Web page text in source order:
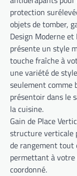
protection
objets de tomber,
Design Moderne
présente un style
touche fraîche à
une variété de
seulement comme
présentoir dans le
la cuisine.
Gain de Place
structure verticale
de rangement tout
permettant à
coordonné.